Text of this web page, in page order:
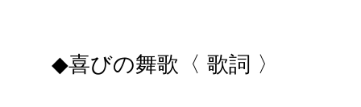
◆喜びの舞歌〈 歌詞 〉